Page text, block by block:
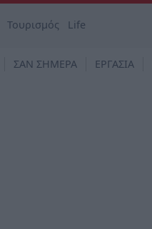
Τουρισμός Life
ΣΑΝ ΣΗΜΕΡΑ ΕΡΓΑΣΙΑ